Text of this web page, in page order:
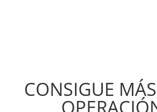
CONSIGUE